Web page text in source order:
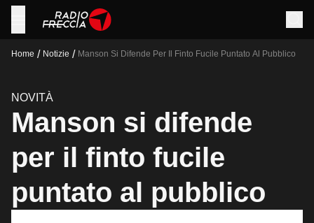
Home / Notizie / Manson Si Difende Per Il Finto Fucile Puntato Al Pubblico
NOVITÀ
Manson si difende
per il finto fucile
puntato al pubblico